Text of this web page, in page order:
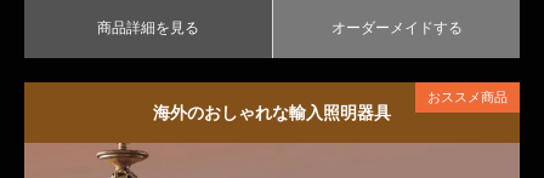
商品詳細を見る オーダーメイドする
海外のおしゃれな輸入照明器具
おススメ商品